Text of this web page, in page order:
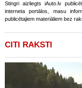
Stingri aizliegts iAuto.lv
interneta portālos, masu
publicētajiem materiāliem bez
CITI RAKSTI